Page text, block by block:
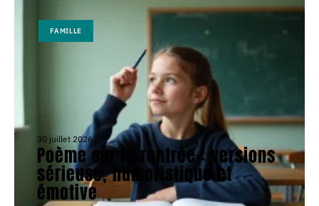
FAMILLE
30 juillet 2026
Poème sur la rentrée : versions
sérieuse, humoristique et
émotive